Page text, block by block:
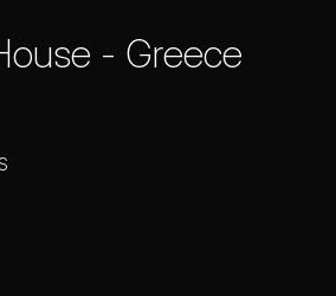
- Greece